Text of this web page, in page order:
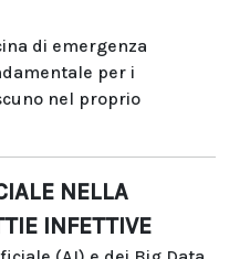
di emergenza
per i
nel proprio
NELLA
INFETTIVE